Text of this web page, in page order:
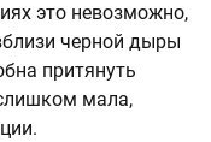
это невозможно,
черной дыры
притянуть
мала,